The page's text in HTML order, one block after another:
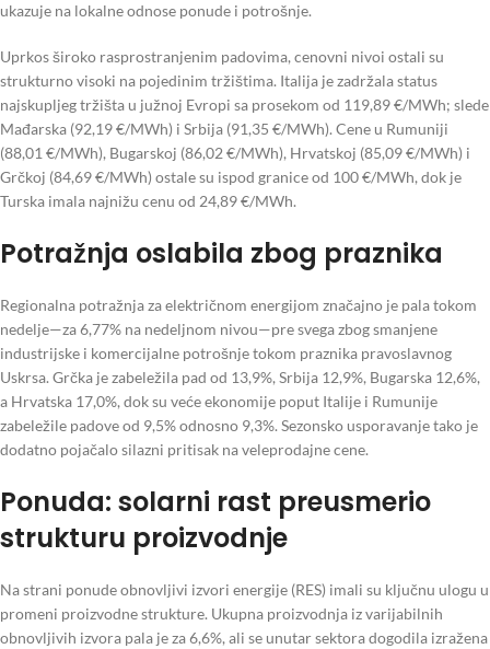
ukazuje na lokalne odnose ponude i potrošnje.
Uprkos široko rasprostranjenim padovima, cenovni nivoi ostali su
strukturno visoki na pojedinim tržištima. Italija je zadržala status
najskupljeg tržišta u južnoj Evropi sa prosekom od 119,89 €/MWh; slede
Mađarska (92,19 €/MWh) i Srbija (91,35 €/MWh). Cene u Rumuniji
(88,01 €/MWh), Bugarskoj (86,02 €/MWh), Hrvatskoj (85,09 €/MWh) i
Grčkoj (84,69 €/MWh) ostale su ispod granice od 100 €/MWh, dok je
Turska imala najnižu cenu od 24,89 €/MWh.
Potražnja oslabila zbog praznika
Regionalna potražnja za električnom energijom značajno je pala tokom
nedelje—za 6,77% na nedeljnom nivou—pre svega zbog smanjene
industrijske i komercijalne potrošnje tokom praznika pravoslavnog
Uskrsa. Grčka je zabeležila pad od 13,9%, Srbija 12,9%, Bugarska 12,6%,
a Hrvatska 17,0%, dok su veće ekonomije poput Italije i Rumunije
zabeležile padove od 9,5% odnosno 9,3%. Sezonsko usporavanje tako je
dodatno pojačalo silazni pritisak na veleprodajne cene.
Ponuda: solarni rast preusmerio
strukturu proizvodnje
Na strani ponude obnovljivi izvori energije (RES) imali su ključnu ulogu u
promeni proizvodne strukture. Ukupna proizvodnja iz varijabilnih
obnovljivih izvora pala je za 6,6%, ali se unutar sektora dogodila izražena